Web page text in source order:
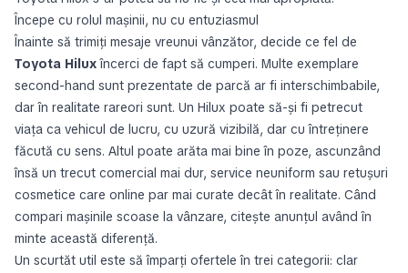
Începe cu rolul mașinii, nu cu entuziasmul
Înainte să trimiți mesaje vreunui vânzător, decide ce fel de
Toyota Hiluxîncerci de fapt să cumperi. Multe exemplare
second-hand sunt prezentate de parcă ar fi interschimbabile,
dar în realitate rareori sunt. Un Hilux poate să-și fi petrecut
viața ca vehicul de lucru, cu uzură vizibilă, dar cu întreținere
făcută cu sens. Altul poate arăta mai bine în poze, ascunzând
însă un trecut comercial mai dur, service neuniform sau retușuri
cosmetice care online par mai curate decât în realitate. Când
compari mașinile scoase la vânzare, citește anunțul având în
minte această diferență.
Un scurtăt util este să împarți ofertele în trei categorii: clar